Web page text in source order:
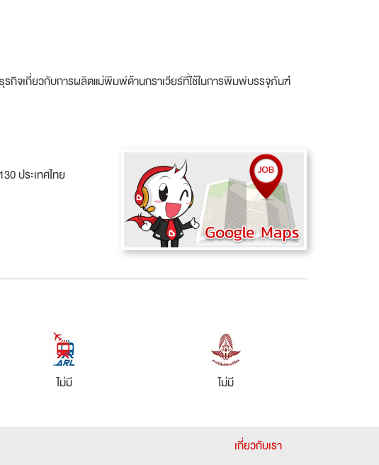
กิจเกี่ยวกับการผลิตแม่พิมพ์ด้านกราเวียร์ที่ใช้ในการพิมพ์บรรจุภันฑ์่
ประเทศไทย
ไม่มี ไม่มี
เกี่ยวกับเรา